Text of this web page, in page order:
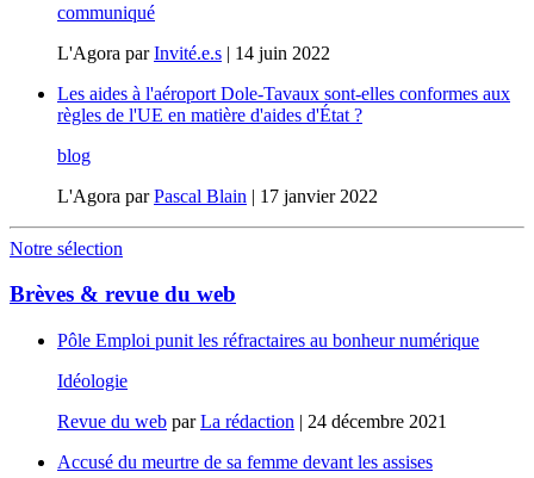
communiqué
L'Agora parInvité.e.s | 14 juin 2022
Les aides à l'aéroport Dole-Tavaux sont-elles conformes aux
règles de l'UE en matière d'aides d'État ?
blog
L'Agora parPascal Blain | 17 janvier 2022
Notre sélection
Brèves & revue du web
Pôle Emploi punit les réfractaires au bonheur numérique
Idéologie
Revue du web parLa rédaction | 24 décembre 2021
Accusé du meurtre de sa femme devant les assises